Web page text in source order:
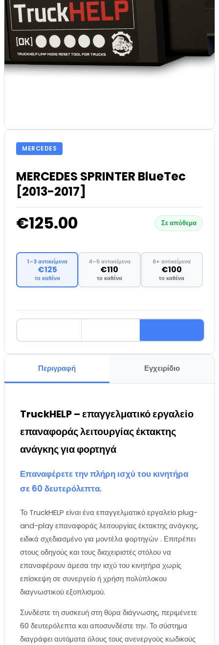
MERCEDES
MERCEDES SPRINTER BlueTec
[2013-2017]
€125.00 Σε απόθεμα
1–3 αντικείμενα
€125
το καθένα
4–5 αντικείμενα
€110
το καθένα
6+ αντικείμενα
€100
το καθένα
Περιγραφή Εγχειρίδιο
TruckHELP – επαγγελματικό εργαλείο
επαναφοράς λειτουργίας έκτακτης
ανάγκης για φορτηγά
Επαναφέρετε την πλήρη ισχύ του κινητήρα
σε 60 δευτερόλεπτα.
Το TruckHELP είναι ένα επαγγελματικό εργαλείο plug-
and-play επαναφοράς λειτουργίας έκτακτης ανάγκης,
ειδικά σχεδιασμένο για μοντέλα φορτηγών . Επιτρέπει
στους οδηγούς και τους διαχειριστές στόλου να
επαναφέρουν άμεσα την ισχύ του κινητήρα χωρίς
επίσκεψη σε συνεργείο ή χρήση πολύπλοκου
διαγνωστικού εξοπλισμού.
Συνδέστε τη συσκευή στη θύρα διάγνωσης, περιμένετε
60 δευτερόλεπτα και αποσυνδέστε την. Το σύστημα
διαγράφει αυτόματα όλους τους ανενεργούς κωδικούς